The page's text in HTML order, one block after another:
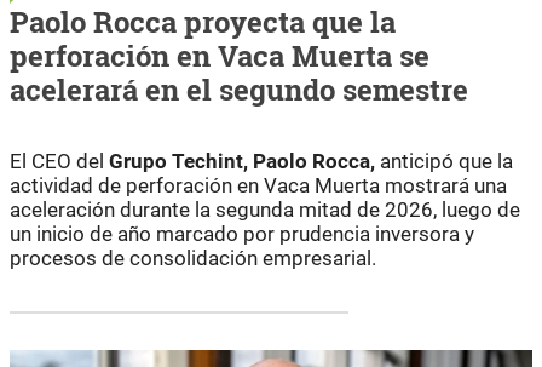
Paolo Rocca proyecta que la
perforación en Vaca Muerta se
acelerará en el segundo semestre
El CEO del Grupo Techint, Paolo Rocca, anticipó que la
actividad de perforación en Vaca Muerta mostrará una
aceleración durante la segunda mitad de 2026, luego de
un inicio de año marcado por prudencia inversora y
procesos de consolidación empresarial.